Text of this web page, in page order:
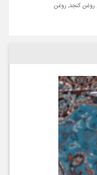
,روغن کنجد,روغن